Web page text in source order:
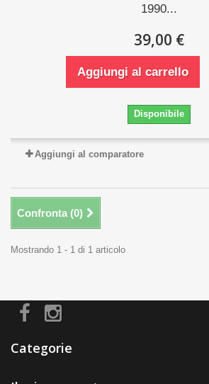
1990...
39,00 €
Aggiungi al carrello
Disponibile
Aggiungi al comparatore
Confronta (0)
Mostrando 1 - 1 di 1 articolo
Categorie